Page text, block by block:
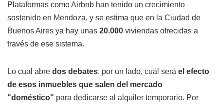
Plataformas como Airbnb han tenido un crecimiento
sostenido en Mendoza, y se estima que en la Ciudad de
Buenos Aires ya hay unas 20.000 viviendas ofrecidas a
través de ese sistema.
Lo cual abre dos debates: por un lado, cuál será el efecto
de esos inmuebles que salen del mercado
"doméstico" para dedicarse al alquiler temporario. Por